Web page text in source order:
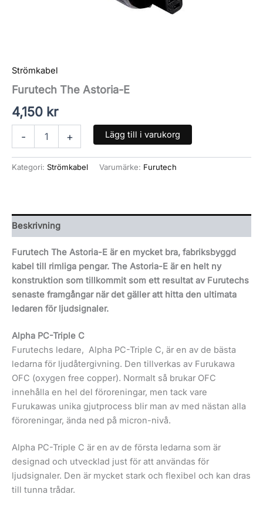
Strömkabel
Furutech The Astoria-E
4,150 kr
- + Lägg till i varukorg
Kategori: Strömkabel Varumärke: Furutech
Beskrivning
Furutech The Astoria-E är en mycket bra, fabriksbyggd
kabel till rimliga pengar. The Astoria-E är en helt ny
konstruktion som tillkommit som ett resultat av Furutechs
senaste framgångar när det gäller att hitta den ultimata
ledaren för ljudsignaler.
Alpha PC-Triple C
Furutechs ledare, Alpha PC-Triple C, är en av de bästa
ledarna för ljudåtergivning. Den tillverkas av Furukawa
OFC (oxygen free copper). Normalt så brukar OFC
innehålla en hel del föroreningar, men tack vare
Furukawas unika gjutprocess blir man av med nästan alla
föroreningar, ända ned på micron-nivå.
Alpha PC-Triple C är en av de första ledarna som är
designad och utvecklad just för att användas för
ljudsignaler. Den är mycket stark och flexibel och kan dras
till tunna trådar.